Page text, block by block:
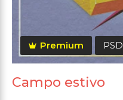
Premium PSD
Campo estivo